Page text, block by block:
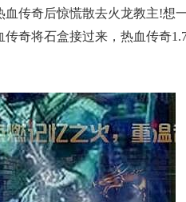
血传奇后惊慌散去火龙教主!想
传奇将石盒接过来，热血传奇